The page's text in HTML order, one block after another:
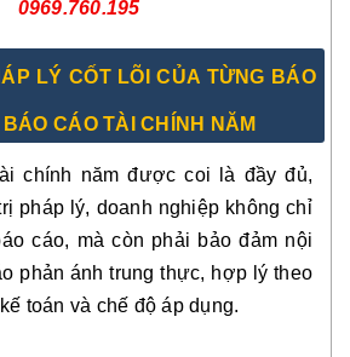
0969.760.195
LÝ CỐT LÕI CỦA TỪNG BÁO
CÁO TÀI CHÍNH NĂM
chính năm được coi là đầy đủ,
pháp lý, doanh nghiệp không chỉ
cáo, mà còn phải bảo đảm nội
phản ánh trung thực, hợp lý theo
toán và chế độ áp dụng.